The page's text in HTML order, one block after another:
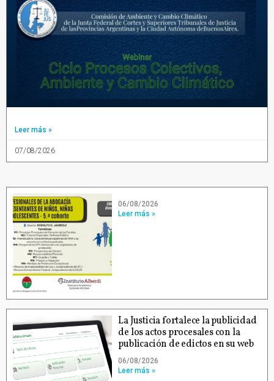
Leer más »
07/08/2026
06/08/2026
Leer más »
La Justicia fortalece la publicidad
de los actos procesales con la
publicación de edictos en su web
06/08/2026
Leer más »